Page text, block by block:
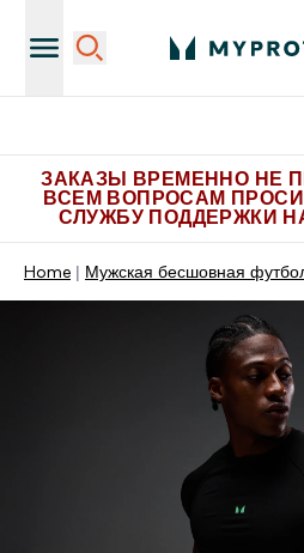
ЗАКАЗЫ ВРЕМЕННО НЕ
ВСЕМ ВОПРОСАМ
СЛУЖБУ ПОДДЕРЖКИ
Home Мужская бесшовная